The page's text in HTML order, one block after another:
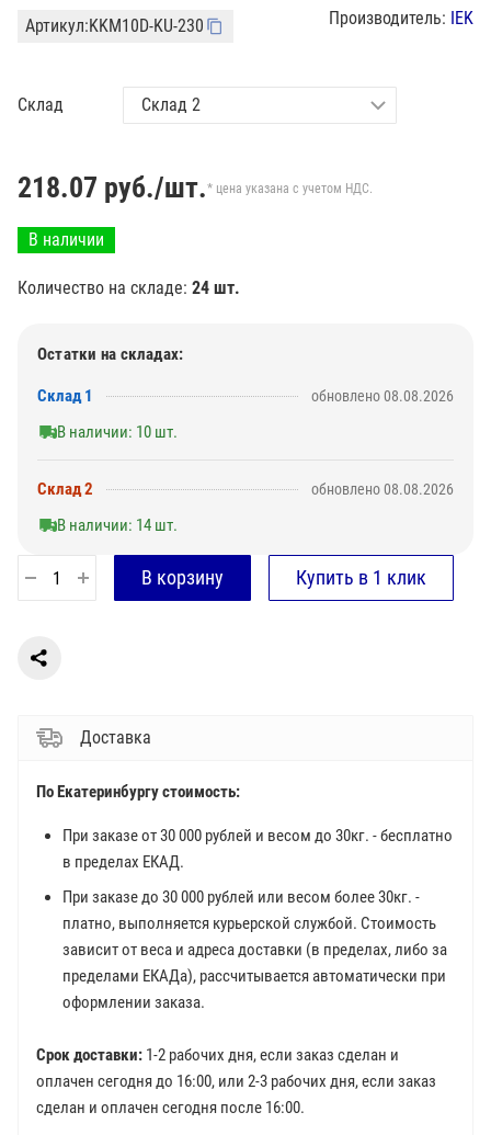
Артикул:KKM10D-KU-230 Производитель: IEK
Склад
218.07 руб./шт.* цена указана с учетом НДС.
В наличии
Количество на складе: 24 шт.
Остатки на складах:
Склад 1 обновлено 08.08.2026
В наличии: 10 шт.
Склад 2 обновлено 08.08.2026
В наличии: 14 шт.
Доставка
По Екатеринбургу стоимость:
При заказе от 30 000 рублей и весом до 30кг. - бесплатно
в пределах ЕКАД.
При заказе до 30 000 рублей или весом более 30кг. -
платно, выполняется курьерской службой. Стоимость
зависит от веса и адреса доставки (в пределах, либо за
пределами ЕКАДа), рассчитывается автоматически при
оформлении заказа.
Срок доставки: 1-2 рабочих дня, если заказ сделан и
оплачен сегодня до 16:00, или 2-3 рабочих дня, если заказ
сделан и оплачен сегодня после 16:00.